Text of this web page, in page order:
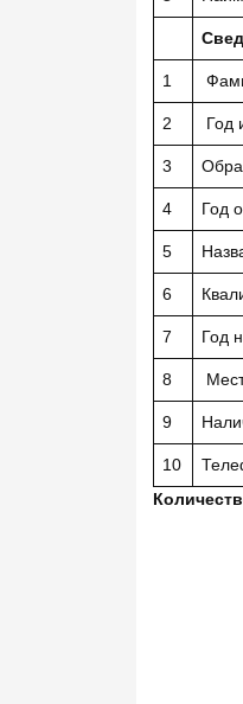
1
2 Год
3
4 Год
5
6
7 Год
8
9
10